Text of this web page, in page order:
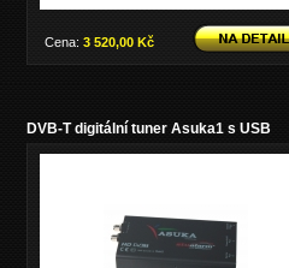
Cena: 3 520,00 Kč
DVB-T digitální tuner Asuka1 s USB